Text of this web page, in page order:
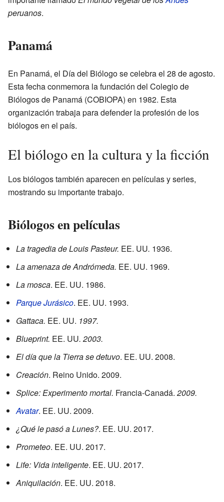
peruanos.
Panamá
En Panamá, el Día del Biólogo se celebra el 28 de agosto.
Esta fecha conmemora la fundación del Colegio de
Biólogos de Panamá (COBIOPA) en 1982. Esta
organización trabaja para defender la profesión de los
biólogos en el país.
El biólogo en la cultura y la ficción
Los biólogos también aparecen en películas y series,
mostrando su importante trabajo.
Biólogos en películas
La tragedia de Louis Pasteur. EE. UU. 1936.
La amenaza de Andrómeda. EE. UU. 1969.
La mosca. EE. UU. 1986.
Parque Jurásico. EE. UU. 1993.
Gattaca. EE. UU. 1997.
Blueprint. EE. UU. 2003.
El día que la Tierra se detuvo. EE. UU. 2008.
Creación. Reino Unido. 2009.
Splice: Experimento mortal. Francia-Canadá. 2009.
Avatar. EE. UU. 2009.
¿Qué le pasó a Lunes?. EE. UU. 2017.
Prometeo. EE. UU. 2017.
Life: Vida inteligente. EE. UU. 2017.
Aniquilación. EE. UU. 2018.